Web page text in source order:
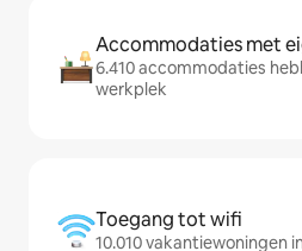
Accommodaties met
6.410 accommodaties
werkplek
Toegang tot wifi
10.010 vakantiewoningen